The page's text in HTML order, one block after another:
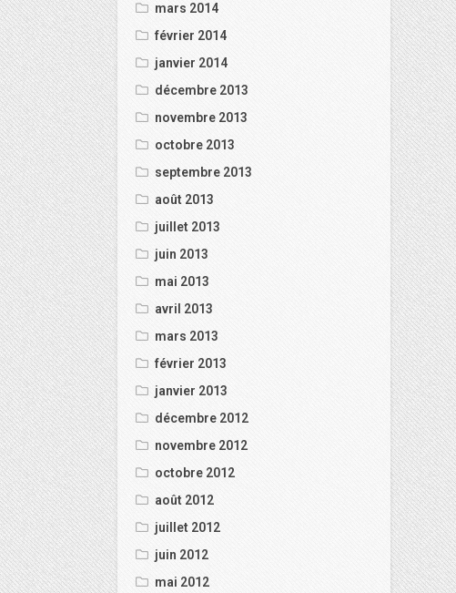
mars 2014
février 2014
janvier 2014
décembre 2013
novembre 2013
octobre 2013
septembre 2013
août 2013
juillet 2013
juin 2013
mai 2013
avril 2013
mars 2013
février 2013
janvier 2013
décembre 2012
novembre 2012
octobre 2012
août 2012
juillet 2012
juin 2012
mai 2012